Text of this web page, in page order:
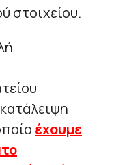
στοιχείου.
έχουμε